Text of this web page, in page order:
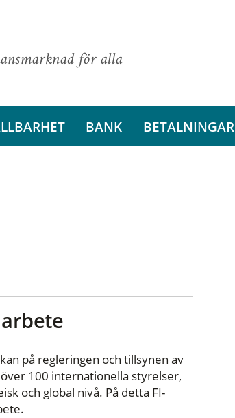
för alla
BANK BETALNINGAR
på regleringen och tillsynen av
100 internationella styrelser,
och global nivå. På detta FI-